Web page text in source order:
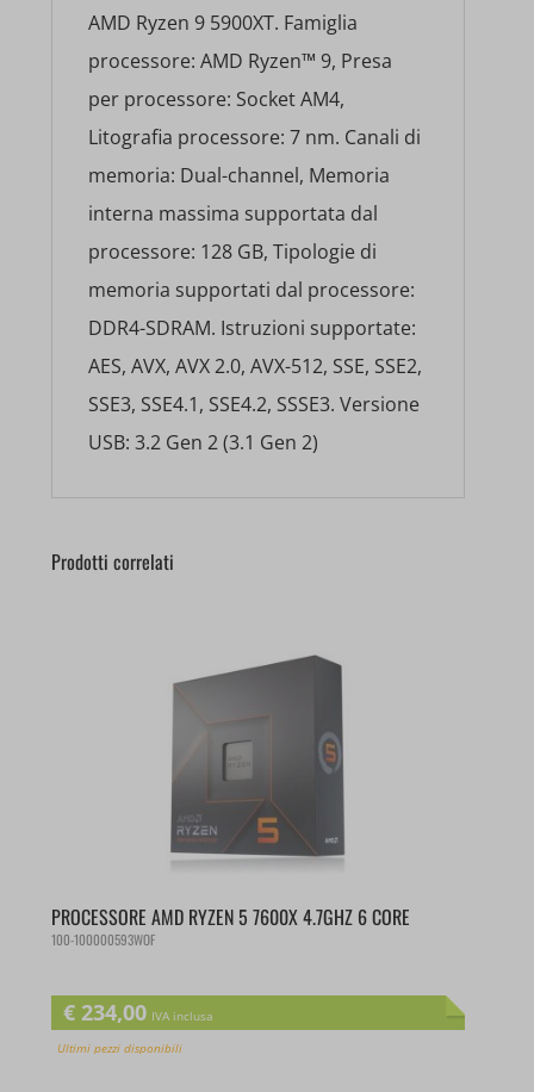
AMD Ryzen 9 5900XT. Famiglia
processore: AMD Ryzen™ 9, Presa
per processore: Socket AM4,
Litografia processore: 7 nm. Canali di
memoria: Dual-channel, Memoria
interna massima supportata dal
processore: 128 GB, Tipologie di
memoria supportati dal processore:
DDR4-SDRAM. Istruzioni supportate:
AES, AVX, AVX 2.0, AVX-512, SSE, SSE2,
SSE3, SSE4.1, SSE4.2, SSSE3. Versione
USB: 3.2 Gen 2 (3.1 Gen 2)
Prodotti correlati
PROCESSORE AMD RYZEN 5 7600X 4.7GHZ 6 CORE
100-100000593WOF
€ 234,00 IVA inclusa
Ultimi pezzi disponibili